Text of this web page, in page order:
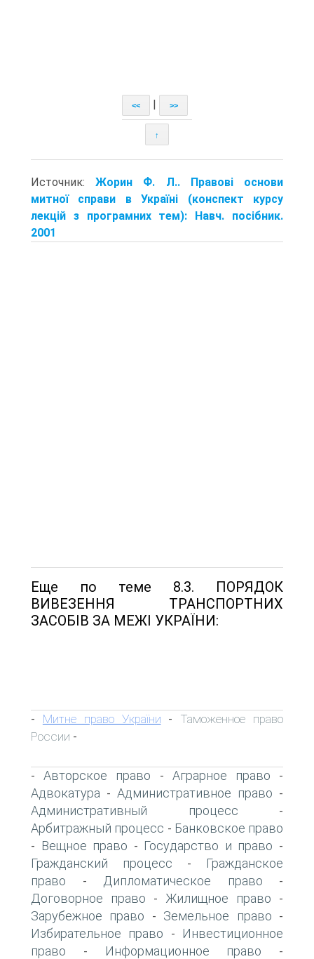
<< >>
↑
Источник:Жорин Ф. Л.. Правові основи
митної справи в Україні (конспект курсу
лекцій з програмних тем): Навч. посібник.
2001
Еще по теме 8.3. ПОРЯДОК
ВИВЕЗЕННЯ ТРАНСПОРТНИХ
ЗАСОБІВ ЗА МЕЖІ УКРАЇНИ:
- Митне право України - Таможенное право
России -
-Авторское право - Аграрное право -
Адвокатура - Административное право -
Административный процесс -
Арбитражный процесс - Банковское право
- Вещное право - Государство и право -
Гражданский процесс -
Гражданское
право - Дипломатическое право -
Договорное право - Жилищное право -
Зарубежное право - Земельное право -
Избирательное право -
Инвестиционное
право - Информационное право -